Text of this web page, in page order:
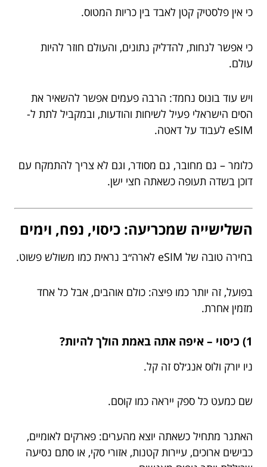
כי אין פלסטיק קטן לאבד בין כריות המטוס.
כי אפשר לנחות, להדליק נתונים, והעולם חוזר להיות
עולם.
ויש עוד בונוס נחמד: הרבה פעמים אפשר להשאיר את
הסים הישראלי פעיל לשיחות והודעות, ובמקביל לתת ל-
eSIM לעבוד על דאטה.
כלומר – גם מחובר, גם מסודר, וגם לא צריך להתמקח עם
דוכן בשדה תעופה כשאתה חצי ישן.
השלישייה שמכריעה: כיסוי, נפח, וימים
בחירה טובה של eSIM לארה״ב נראית כמו משולש פשוט.
בפועל, זה יותר כמו פיצה: כולם אוהבים, אבל כל אחד
מזמין אחרת.
1) כיסוי – איפה אתה באמת הולך להיות?
ניו יורק ולוס אנג׳לס זה קל.
שם כמעט כל ספק ייראה כמו קוסם.
האתגר מתחיל כשאתה יוצא מהערים: פארקים לאומיים,
כבישים ארוכים, עיירות קטנות, אזורי סקי, או סתם נסיעה